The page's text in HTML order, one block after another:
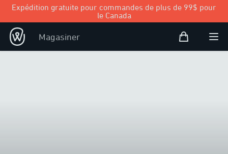
Expédition gratuite pour commandes de plus de 99$ pour
le Canada
Magasiner Panier d’achat
Open